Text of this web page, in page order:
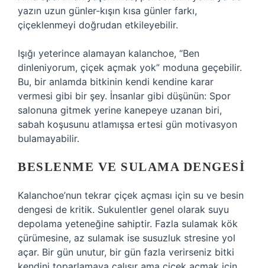
yazın uzun günler-kışın kısa günler farkı,
çiçeklenmeyi doğrudan etkileyebilir.
Işığı yeterince alamayan kalanchoe, “Ben
dinleniyorum, çiçek açmak yok” moduna geçebilir.
Bu, bir anlamda bitkinin kendi kendine karar
vermesi gibi bir şey. İnsanlar gibi düşünün: Spor
salonuna gitmek yerine kanepeye uzanan biri,
sabah koşusunu atlamışsa ertesi gün motivasyon
bulamayabilir.
BESLENME VE SULAMA DENGESI
Kalanchoe’nun tekrar çiçek açması için su ve besin
dengesi de kritik. Sukulentler genel olarak suyu
depolama yeteneğine sahiptir. Fazla sulamak kök
çürümesine, az sulamak ise susuzluk stresine yol
açar. Bir gün unutur, bir gün fazla verirseniz bitki